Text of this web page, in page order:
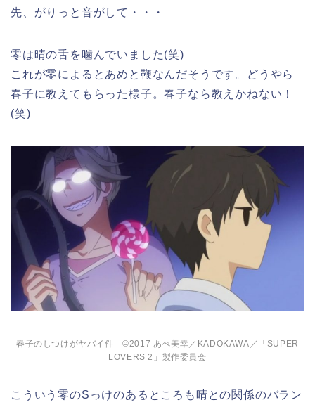
先、がりっと音がして・・・
零は晴の舌を噛んでいました(笑)
これが零によるとあめと鞭なんだそうです。どうやら
春子に教えてもらった様子。春子なら教えかねない！
(笑)
春子のしつけがヤバイ件 ©2017 あべ美幸／KADOKAWA／「SUPER
LOVERS 2」製作委員会
こういう零のSっけのあるところも晴との関係のバラン